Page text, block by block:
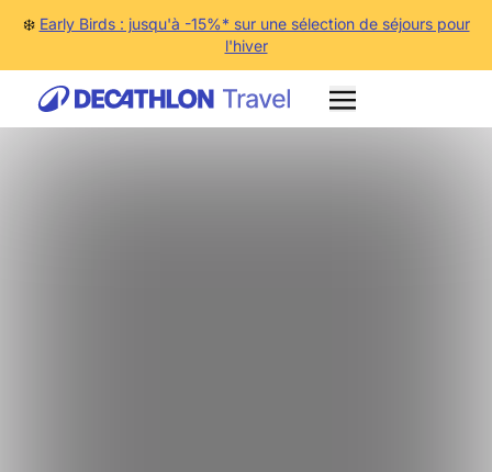
❄️ Early Birds : jusqu'à -15%* sur une sélection de séjours pour
l'hiver